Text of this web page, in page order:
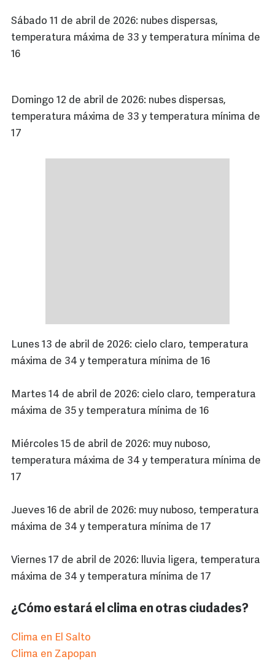
Sábado 11 de abril de 2026: nubes dispersas,
temperatura máxima de 33 y temperatura mínima de
16
Domingo 12 de abril de 2026: nubes dispersas,
temperatura máxima de 33 y temperatura mínima de
17
Lunes 13 de abril de 2026: cielo claro, temperatura
máxima de 34 y temperatura mínima de 16
Martes 14 de abril de 2026: cielo claro, temperatura
máxima de 35 y temperatura mínima de 16
Miércoles 15 de abril de 2026: muy nuboso,
temperatura máxima de 34 y temperatura mínima de
17
Jueves 16 de abril de 2026: muy nuboso, temperatura
máxima de 34 y temperatura mínima de 17
Viernes 17 de abril de 2026: lluvia ligera, temperatura
máxima de 34 y temperatura mínima de 17
¿Cómo estará el clima en otras ciudades?
Clima en El Salto
Clima en Zapopan